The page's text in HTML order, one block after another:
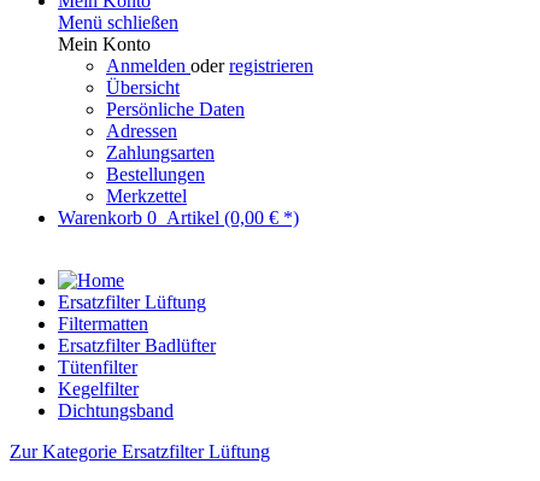
Menü schließen
Mein Konto
Anmelden oderregistrieren
Übersicht
Persönliche Daten
Adressen
Zahlungsarten
Bestellungen
Merkzettel
Warenkorb 0 Artikel (0,00 € *)
Ersatzfilter Lüftung
Filtermatten
Ersatzfilter Badlüfter
Tütenfilter
Kegelfilter
Dichtungsband
Zur Kategorie Ersatzfilter Lüftung